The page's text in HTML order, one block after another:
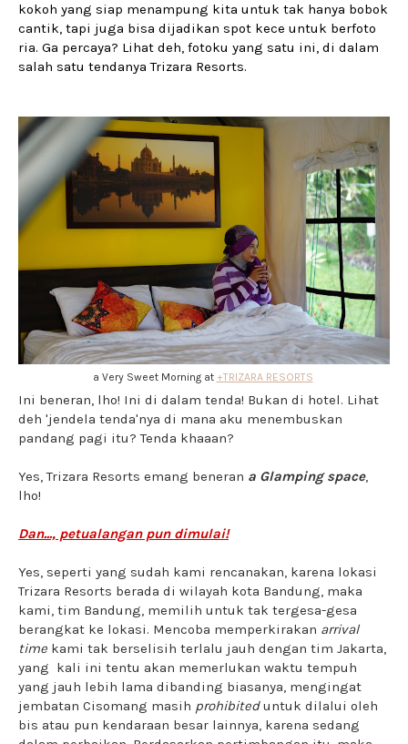
kokoh yang siap menampung kita untuk tak hanya bobok
cantik, tapi juga bisa dijadikan spot kece untuk berfoto
ria. Ga percaya? Lihat deh, fotoku yang satu ini, di dalam
salah satu tendanya Trizara Resorts.
a Very Sweet Morning at +TRIZARA RESORTS
Ini beneran, lho! Ini di dalam tenda! Bukan di hotel. Lihat
deh 'jendela tenda'nya di mana aku menembuskan
pandang pagi itu? Tenda khaaan?
Yes, Trizara Resorts emang beneran a Glamping space,
lho!
Dan..., petualangan pun dimulai!
Yes, seperti yang sudah kami rencanakan, karena lokasi
Trizara Resorts berada di wilayah kota Bandung, maka
kami, tim Bandung, memilih untuk tak tergesa-gesa
berangkat ke lokasi. Mencoba memperkirakan arrival
time kami tak berselisih terlalu jauh dengan tim Jakarta,
yang kali ini tentu akan memerlukan waktu tempuh
yang jauh lebih lama dibanding biasanya, mengingat
jembatan Cisomang masih prohibiteduntuk dilalui oleh
bis atau pun kendaraan besar lainnya, karena sedang